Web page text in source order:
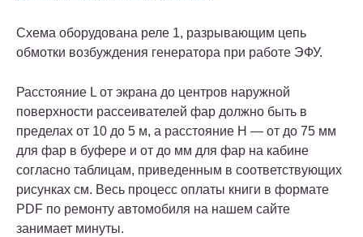
Схема оборудована реле 1, разрывающим цепь
обмотки возбуждения генератора при работе ЭФУ.
Расстояние L от экрана до центров наружной
поверхности рассеивателей фар должно быть в
пределах от 10 до 5 м, а расстояние Н — от до 75 мм
для фар в буфере и от до мм для фар на кабине
согласно таблицам, приведенным в соответствующих
рисунках см. Весь процесс оплаты книги в формате
PDF по ремонту автомобиля на нашем сайте
занимает минуты.